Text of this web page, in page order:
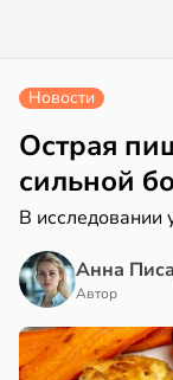
Новости
Острая
сильной
В исследовании
Анна
Автор